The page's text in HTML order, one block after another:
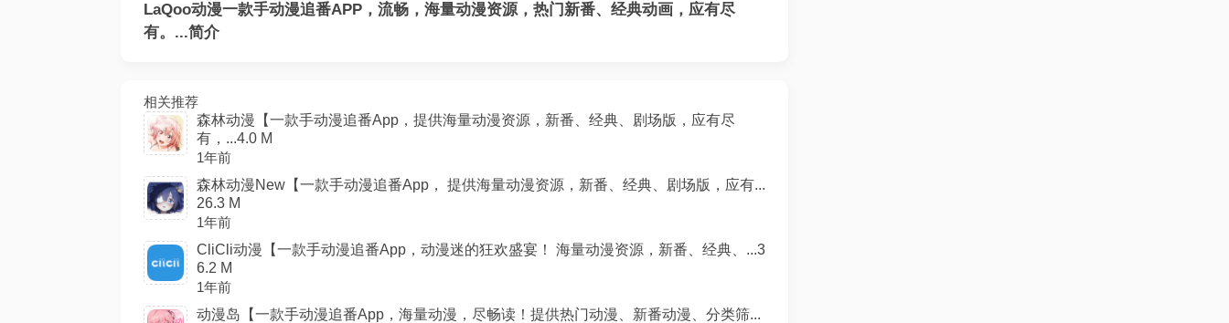
LaQoo动漫一款手动漫追番APP，流畅，海量动漫资源，热门新番、经典动画，应有尽
有。...简介
相关推荐
森林动漫【一款手动漫追番App，提供海量动漫资源，新番、经典、剧场版，应有尽
有，...4.0 M
1年前
森林动漫New【一款手动漫追番App， 提供海量动漫资源，新番、经典、剧场版，应有...
26.3 M
1年前
CliCli动漫【一款手动漫追番App，动漫迷的狂欢盛宴！ 海量动漫资源，新番、经典、...3
6.2 M
1年前
动漫岛【一款手动漫追番App，海量动漫，尽畅读！提供热门动漫、新番动漫、分类筛...